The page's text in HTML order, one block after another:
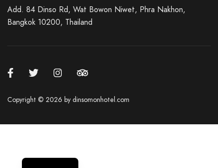
Add. 84 Dinso Rd, Wat Bowon Niwet, Phra Nakhon,
Bangkok 10200, Thailand
Copyright © 2026 by dinsomonhotel.com
Korean
Italian